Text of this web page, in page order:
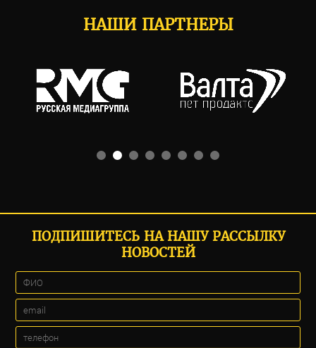
НАШИ ПАРТНЕРЫ
ПОДПИШИТЕСЬ НА НАШУ РАССЫЛКУ
НОВОСТЕЙ